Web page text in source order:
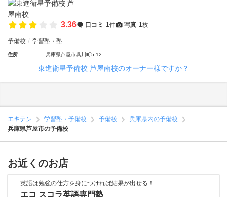
3.36 口コミ 1件 写真 1枚
予備校 学習塾・塾
住所 兵庫県芦屋市呉川町5-12
東進衛星予備校 芦屋南校のオーナー様ですか？
エキテン 学習塾・予備校 予備校
兵庫県内の予備校
兵庫県芦屋市の予備校
お近くのお店
英語は勉強の仕方を身につければ結果が出せる！
エコ スコラ英語専門塾